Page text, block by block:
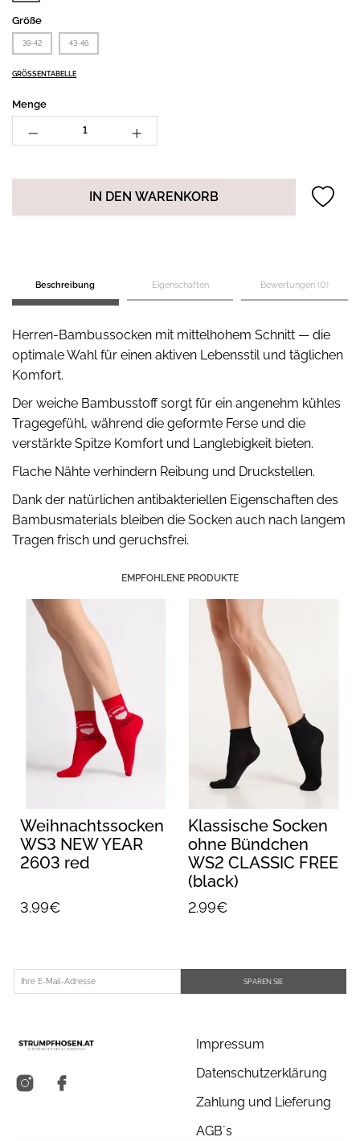
Größe
39-42 43-46
GRÖSSENTABELLE
Menge
IN DEN WARENKORB
Beschreibung Eigenschaften Bewertungen (0)
Herren-Bambussocken mit mittelhohem Schnitt — die
optimale Wahl für einen aktiven Lebensstil und täglichen
Komfort.
Der weiche Bambusstoff sorgt für ein angenehm kühles
Tragegefühl, während die geformte Ferse und die
verstärkte Spitze Komfort und Langlebigkeit bieten.
Flache Nähte verhindern Reibung und Druckstellen.
Dank der natürlichen antibakteriellen Eigenschaften des
Bambusmaterials bleiben die Socken auch nach langem
Tragen frisch und geruchsfrei.
EMPFOHLENE PRODUKTE
Weihnachtssocken
WS3 NEW YEAR
2603 red
3.99€
Klassische Socken
ohne Bündchen
WS2 CLASSIC FREE
(black)
2.99€
SPAREN SIE
Impressum
Datenschutzerklärung
Zahlung und Lieferung
AGB´s